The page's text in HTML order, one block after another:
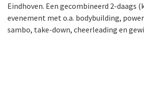
Eindhoven. Een gecombineerd 2-daags
evenement met o.a. bodybuilding,
sambo, take-down, cheerleading en